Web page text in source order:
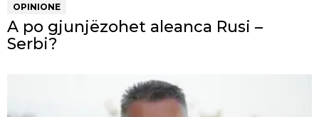
OPINIONE
A po gjunjëzohet aleanca Rusi –
Serbi?